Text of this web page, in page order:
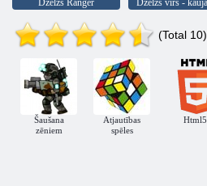
Dzelzs Ranger
(Total 10)
Šaušana
zēniem
Atjautības
spēles
Html5